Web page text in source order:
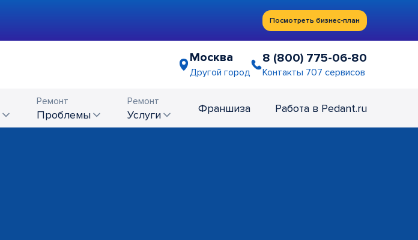
Посмотреть бизнес-план
Москва
Другой город
8 (800) 775-06-80
Контакты 707 сервисов
Ремонт
проблемы
Ремонт
услуги Франшиза Работа в Pedant.ru